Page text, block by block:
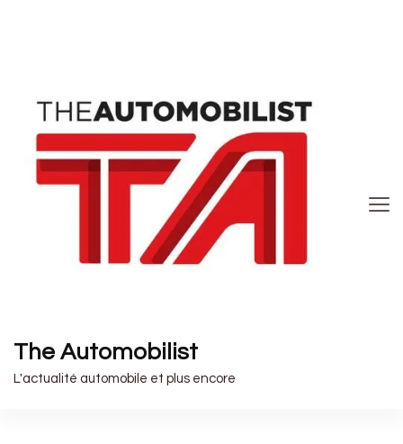
The Automobilist
L'actualité automobile et plus encore